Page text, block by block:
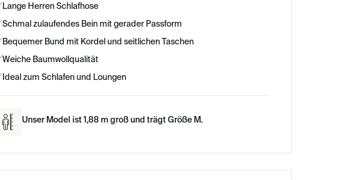
Lange Herren Schlafhose
Schmal zulaufendes Bein mit gerader Passform
Bequemer Bund mit Kordel und seitlichen Taschen
Weiche Baumwollqualität
Ideal zum Schlafen und Loungen
Unser Model ist 1,88 m groß und trägt Größe M.